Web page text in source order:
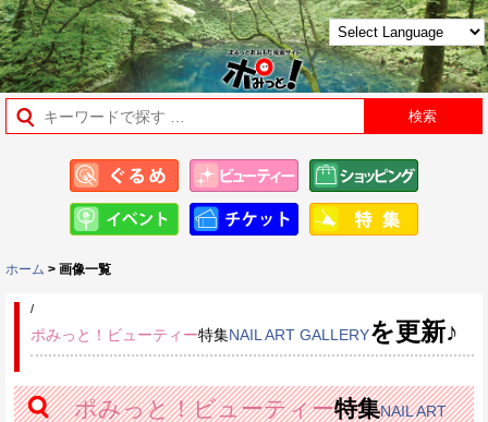
ホーム > 画像一覧
/
ポみっと！ビューティー特集NAIL ART GALLERYを更新♪
ポみっと！ビューティー特集NAIL ART